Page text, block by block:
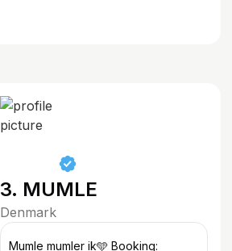
3. MUMLE
Denmark
Mumle mumler ik🩵 Booking: